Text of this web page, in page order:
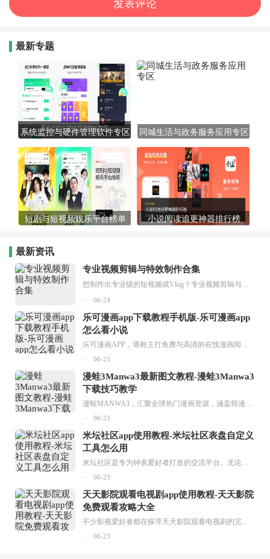
最新专题
系统监控与硬件管理软件专区 同城生活与政务服务应用专区
短剧与短视频娱乐平台榜单 小说阅读追更神器排行榜
最新资讯
专业视频剪辑与特效制作合集
想制作出专业级的短视频或Vlog？专业视频剪辑与特效制作大全专题为你提供了从剪辑、抠像到特效包装的全套解决方案。无论是添加炫酷的片头、进行精准的视频抠图，还是制...
06-24
乐可漫画app下载教程手机版-乐可漫画app
怎么看小说
乐可漫画APP，堪称主打免费与高清的在线漫画阅读神器。其官方版提供海量完整版漫画资源，无论是国内漫画，还是日漫、韩漫、台漫、美漫等国外漫画，应有尽有，随时供你阅读。只需轻点一下，便能直接进入阅读界面。不仅如此，乐可漫画最新版本更新速度极快，在这里，你总能抢先看到全网一手漫画章节内容！...
06-23
漫蛙3Manwa3最新图文教程-漫蛙3Manwa3
下载技巧教学
漫蛙MANWA3，汇聚全球热门漫画资源，涵盖韩漫、欧美漫画、国漫等多种类型，题材丰富多样，全方位满足用户阅读喜好。它不仅是阅读平台，更是创作平台，为广大用户打造零门槛创作环境。...
06-23
米坛社区app使用教程-米坛社区表盘自定义
工具怎么用
米坛社区是专为钟表爱好者打造的交流平台。无论你是初涉钟表领域的普通爱好者，还是拥有多年收藏经验的资深玩家，都能在此找到属于自己的天地。 无需注册，就能轻松参与其中。通过专业的讨论论坛与丰富的交互功能，你可与世界各地的钟表爱好者畅快交流。若你钟情于钟表，米坛社区无疑是值得一试的理想之选。在这里，你能获取最新的手表资讯，交流见解，提升鉴赏品味，让每一块手表都成为收藏故事中重要的一部分。感兴趣的朋友，不要错过下载机会。...
06-23
天天影院观看电视剧app使用教程-天天影院
免费观看攻略大全
不少影视爱好者都在探寻天天影院观看电视剧的完整方法，结合最新平台使用规则，本篇新手入门攻略全面讲解观看渠道、检索流程、播放设置以及画面模式调整等实用内容。全文适配手机、电脑等主流设备，步骤简洁易懂，无论是初次使用的新手，还是想要优化观影体验的用户，都能参照内容快速上手，熟练掌握平台各项操作技巧，轻松畅享影视内容。...
06-23